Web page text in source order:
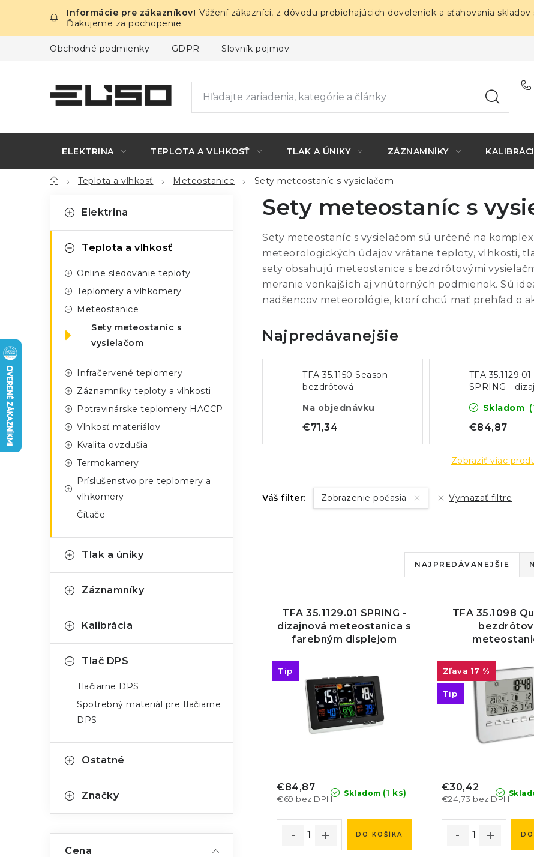
obsah
Vážení zákazníci, z dôvodu prebiehajúcich dovoleniek a sťahovania
Ďakujeme za pochopenie.
Obchodné podmienky GDPR Slovník pojmov
ELEKTRINA TEPLOTA A VLHKOSŤ TLAK A ÚNIKY ZÁZNAMNÍKY
DomovTeplota a vlhkosť Meteostanice Sety meteostaníc s vysielačom
o
kategórieElektrina
Teplota a vlhkosť
Online sledovanie teploty
Teplomery a vlhkomery
Meteostanice
Sety meteostaníc s
vysielačom
Infračervené teplomery
Záznamníky teploty a vlhkosti
Potravinárske teplomery HACCP
Vlhkosť materiálov
Kvalita ovzdušia
Termokamery
Príslušenstvo pre teplomery a
vlhkomery
Čítače
Tlak a úniky
Záznamníky
Kalibrácia
Tlač DPS
Tlačiarne DPS
Spotrebný materiál pre tlačiarne
DPS
Ostatné
Značky
Cena
Sety meteostaníc s
Sety meteostaníc s vysielačom sú určené na
meteorologických údajov vrátane teploty, vlhkosti,
sety obsahujú meteostanice s bezdrôtovými
meranie vonkajších aj vnútorných podmienok. Sú
nadšencov meteorológie, ktorí chcú mať prehľad o
Najpredávanejšie
TFA 35.1150 Season -
bezdrôtová
farebným displejom
Na objednávku
€71,34
TFA 35.1129.01
SPRING -
farebným
Skladom
€84,87
Zobraziť viac
Váš filter: Zobrazenie počasia Vymazať filtre
R
a
d
e
d
u
NAJPREDÁVANEJŠIE
TFA 35.1129.01 SPRING -
dizajnová meteostanica s
farebným displejom
Tip
Skladom (1 ks)
€69 bez DPH
€84,87
DO KOŠÍKA
TFA 35.1098
17 %
Tip
€24,73 bez DPH
€30,42